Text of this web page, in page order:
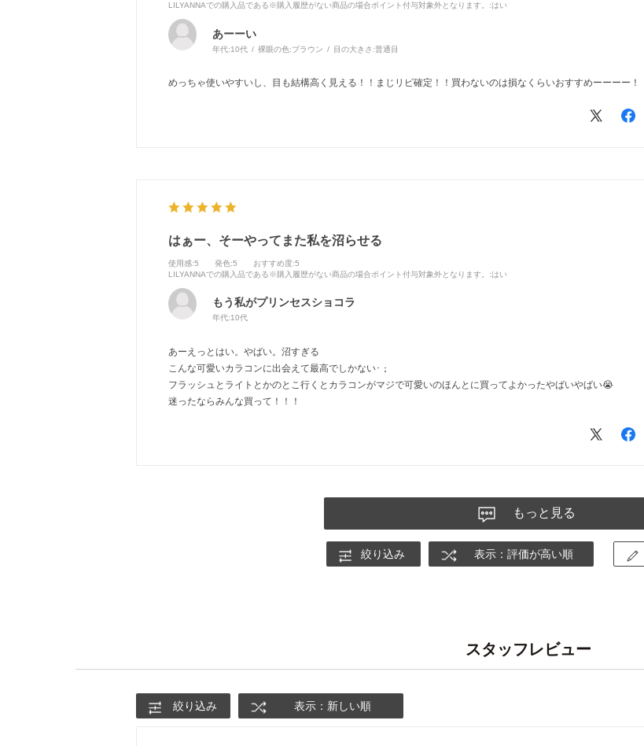
LILYANNAでの購入品である※購入履歴がない商品の場合ポイント付与対象外となります。 :はい
あーーい
年代:10代 裸眼の色:ブラウン 目の大きさ:普通目
めっちゃ使いやすいし、目も結構高く見える！！まじリピ確定！！買わないのは損なくらいおすすめーーーー！
はぁー、そーやってまた私を沼らせる
使用感:5 発色:5 おすすめ度:5
LILYANNAでの購入品である※購入履歴がない商品の場合ポイント付与対象外となります。 :はい
もう私がプリンセスショコラ
年代:10代
あーえっとはい。やばい。沼すぎる
こんな可愛いカラコンに出会えて最高でしかない･ ･̥
フラッシュとライトとかのとこ行くとカラコンがマジで可愛いのほんとに買ってよかったやばいやばい😭
迷ったならみんな買って！！！
もっと見る
絞り込み 表示：評価が高い順
スタッフレビュー
絞り込み 表示：新しい順